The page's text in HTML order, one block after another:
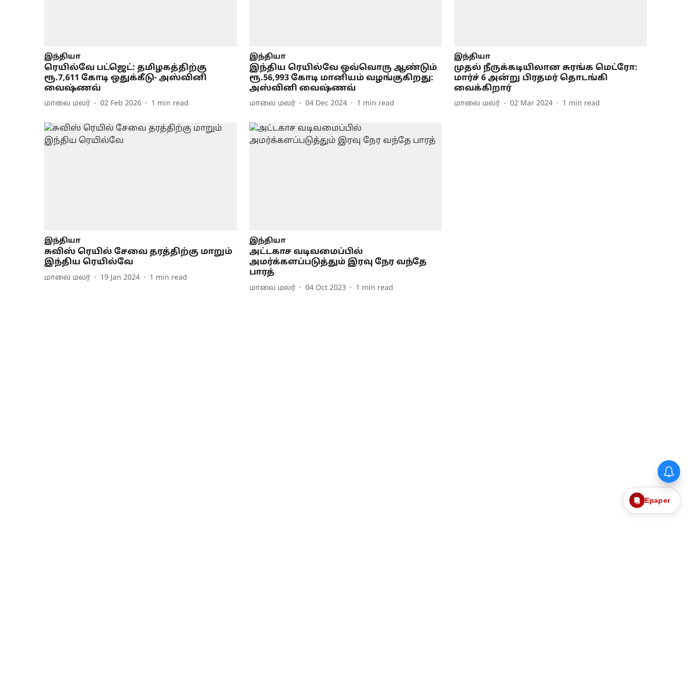
இந்தியா
ரெயில்வே பட்ஜெட்: தமிழகத்திற்கு
ரூ.7,611 கோடி ஒதுக்கீடு- அஸ்வினி
வைஷ்ணவ்
மாலை மலர் 02 Feb 2026 1 min read
இந்தியா
இந்திய ரெயில்வே ஒவ்வொரு ஆண்டும்
ரூ.56,993 கோடி மானியம் வழங்குகிறது:
அஸ்வினி வைஷ்ணவ்
மாலை மலர் 04 Dec 2024 1 min read
இந்தியா
முதல் நீருக்கடியிலான சுரங்க மெட்ரோ:
மார்ச் 6 அன்று பிரதமர் தொடங்கி
வைக்கிறார்
மாலை மலர் 02 Mar 2024 1 min read
இந்தியா
சுவிஸ் ரெயில் சேவை தரத்திற்கு மாறும்
இந்திய ரெயில்வே
மாலை மலர் 19 Jan 2024 1 min read
இந்தியா
அட்டகாச வடிவமைப்பில்
அமர்க்களப்படுத்தும் இரவு நேர வந்தே
பாரத்
மாலை மலர் 04 Oct 2023 1 min read
Epaper
நிறைவேற்றம்: திருமாவளவன் எம்பி